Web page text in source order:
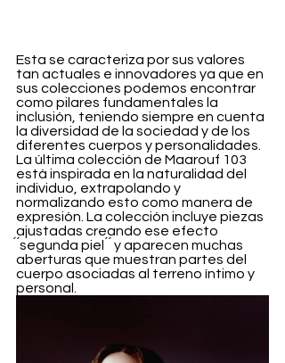
Esta se caracteriza por sus valores
tan actuales e innovadores ya que en
sus colecciones podemos encontrar
como pilares fundamentales la
inclusión, teniendo siempre en cuenta
la diversidad de la sociedad y de los
diferentes cuerpos y personalidades.
La última colección de Maarouf 103
está inspirada en la naturalidad del
individuo, extrapolando y
normalizando esto como manera de
expresión. La colección incluye piezas
ajustadas creando ese efecto
́ ́segunda piel ́ ́ y aparecen muchas
aberturas que muestran partes del
cuerpo asociadas al terreno íntimo y
personal.